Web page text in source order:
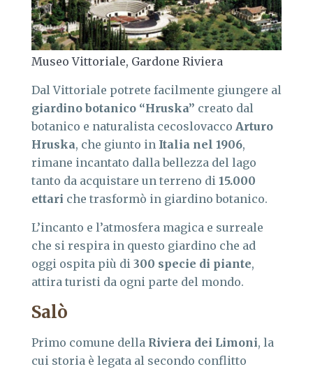
Museo Vittoriale, Gardone Riviera
Dal Vittoriale potrete facilmente giungere al
giardino botanico “Hruska” creato dal
botanico e naturalista cecoslovacco Arturo
Hruska, che giunto in Italia nel 1906,
rimane incantato dalla bellezza del lago
tanto da acquistare un terreno di 15.000
ettari che trasformò in giardino botanico.
L’incanto e l’atmosfera magica e surreale
che si respira in questo giardino che ad
oggi ospita più di 300 specie di piante,
attira turisti da ogni parte del mondo.
Salò
Primo comune della Riviera dei Limoni, la
cui storia è legata al secondo conflitto